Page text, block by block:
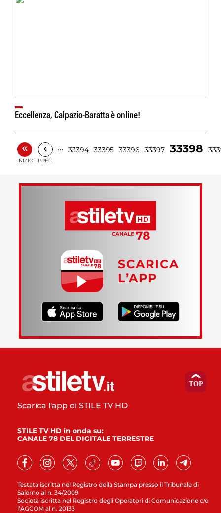
Eccellenza, Calpazio-Baratta è online!
«
INIZIO
‹
PREC.
… 33394 33395 33396 33397 33398
SCARICA
L’APP
Testata iscritta nel Registro della Stampa presso il Tribunale di
Salerno al n. 34/2009
Società iscritta nel Registro degli Operatori di Comunicazione c/o
l’AGCOM al n. 20133
Scarica l'app di STILE TV HD
STILE TV HD in onda su:
CANALE 78 DEL DIGITALE TERRESTRE